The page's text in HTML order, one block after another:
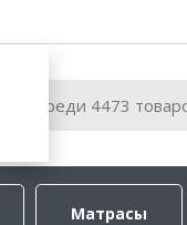
Матрасы